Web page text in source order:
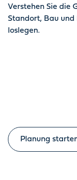
Verstehen Sie die
Standort, Bau und
loslegen.
Planung